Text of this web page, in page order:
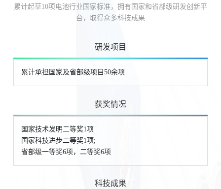
累计起草10项电池行业国家标准，拥有国家和省部级研发创新平
台，取得众多科技成果
研发项目
累计承担国家及省部级项目50余项
获奖情况
国家技术发明二等奖1项
国家科技进步二等奖1项;
省部级一等奖6项，二等奖6项
科技成果